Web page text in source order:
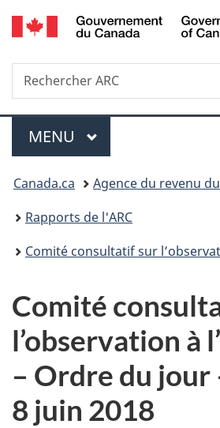
au
à
du
à
Recherche
Rechercher
ARC
Menu
MENU PRINCIPAL
Vous
êtes
ici :
Canada.ca
Agence du revenu
Rapports de l'ARC
Comité consultatif sur
Comité
l’observation à
– Ordre du jour
8 juin 2018